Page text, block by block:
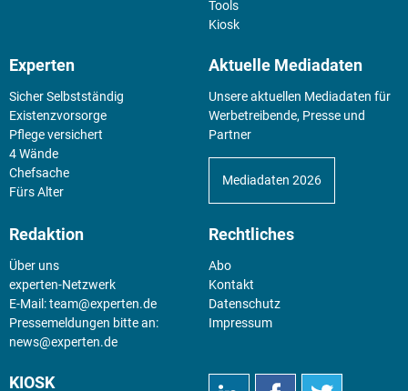
Tools
Kiosk
Experten
Sicher Selbstständig
Existenz­vorsorge
Pflege versichert
4 Wände
Chefsache
Fürs Alter
Aktuelle Mediadaten
Unsere aktuellen Mediadaten für
Werbetreibende, Presse und
Partner
Mediadaten 2026
Redaktion
Über uns
experten-Netzwerk
E-Mail:team@experten.de
Pressemeldungen bitte an:
news@experten.de
Rechtliches
Abo
Kontakt
Datenschutz
Impressum
KIOSK